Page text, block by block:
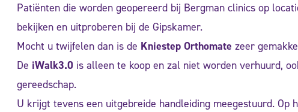
Patiënten die worden geopereerd bij Bergman clinics op
bekijken en uitproberen bij de Gipskamer.
Mocht u twijfelen dan is de Kniestep Orthomate zeer
De iWalk3.0 is alleen te koop en zal niet worden verhuurd,
gereedschap.
U krijgt tevens een uitgebreide handleiding meegestuurd. Op